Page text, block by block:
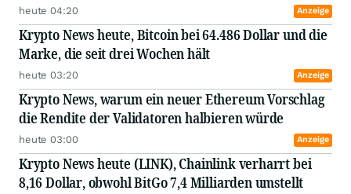
heute 04:20 Anzeige
Krypto News heute, Bitcoin bei 64.486 Dollar und die
Marke, die seit drei Wochen hält
heute 03:20 Anzeige
Krypto News, warum ein neuer Ethereum Vorschlag
die Rendite der Validatoren halbieren würde
heute 03:00 Anzeige
Krypto News heute (LINK), Chainlink verharrt bei
8,16 Dollar, obwohl BitGo 7,4 Milliarden umstellt